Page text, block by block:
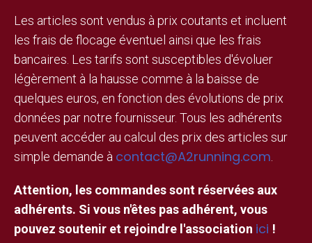
Les articles sont vendus à prix coutants et incluent
les frais de flocage éventuel ainsi que les frais
bancaires. Les tarifs sont susceptibles d'évoluer
légèrement à la hausse comme à la baisse de
quelques euros, en fonction des évolutions de prix
données par notre fournisseur. Tous les adhérents
peuvent accéder au calcul des prix des articles sur
simple demande à contact@A2running.com
Attention, les commandes sont réservées aux
adhérents. Si vous n'êtes pas adhérent, vous
pouvez soutenir et rejoindre l'association ici !